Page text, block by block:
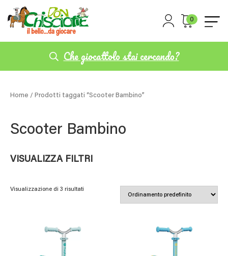
0
Che giocattolo stai cercando?
Home / Prodotti taggati “Scooter Bambino”
Scooter Bambino
VISUALIZZA FILTRI
Visualizzazione di 3 risultati